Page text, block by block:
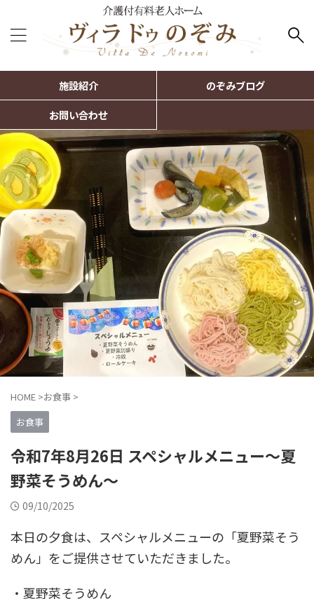
施設紹介
のぞみブログ
お問い合わせ
HOME >お食事 >
お食事
令和7年8月26日 スペシャルメニュー～夏
野菜そうめん～
09/10/2025
本日の夕食は、スペシャルメニューの「夏野菜そう
めん」をご提供させていただきました。
・夏野菜そうめん